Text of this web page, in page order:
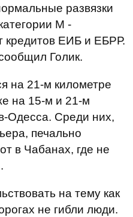
развязки
М -
кредитов ЕИБ и ЕБРР.
Голик.
на 21-м километре
на 15-м и 21-м
Одесса. Среди них,
печально
в Чабанах, где не
на тему как
не гибли люди.